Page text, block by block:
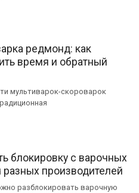
редмонд: как
время и обратный
мультиварок-скороварок
блокировку с варочных
разных производителей
разблокировать варочную